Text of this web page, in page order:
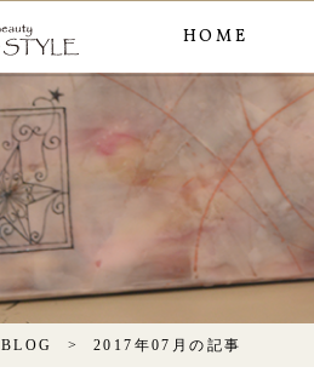
HOME
BLOG 2017年07月の記事